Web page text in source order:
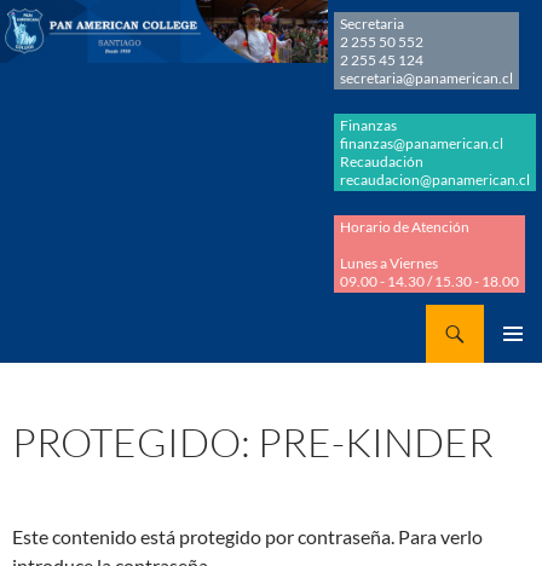
Secretaria
2 255 50 552
2 255 45 124
secretaria@panamerican.cl
Finanzas
finanzas@panamerican.cl
Recaudación
recaudacion@panamerican.cl
Horario de Atención
Lunes a Viernes
09.00 - 14.30 / 15.30 - 18.00
PROTEGIDO: PRE-KINDER
Este contenido está protegido por contraseña. Para verlo